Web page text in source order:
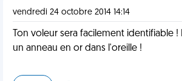
vendredi 24 octobre 2014 14:14
Ton voleur sera facilement identifiable
un anneau en or dans l'oreille !